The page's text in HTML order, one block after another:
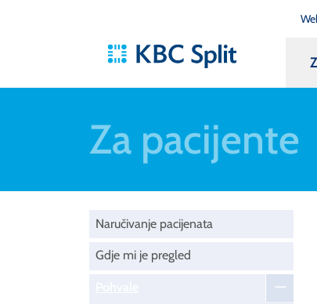
Za pacijente
Naručivanje pacijenata
Gdje mi je pregled